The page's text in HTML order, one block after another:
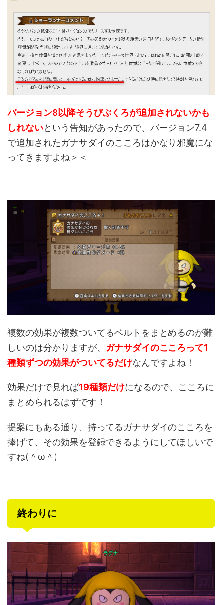
バージョン8以降そうびぶくろが追加されないかも
しれないという告知があったので、バージョン7.4
で追加されたガナサダイのこころはかなり邪魔にな
ってきますよね＞＜
複数の効果が複数ついてるベルトをまとめるのが難
しいのは分かりますが、 ガナサダイのこころって1
種類ずつの効果がついてるだけなんですよね！
効果だけで見れば19種類だけになるので、こころに
まとめられるはずです！
提案にもある通り、持ってるガナサダイのこころを
捧げて、その効果を登録できるようにしてほしいで
すね(＾ω＾)
終わりに